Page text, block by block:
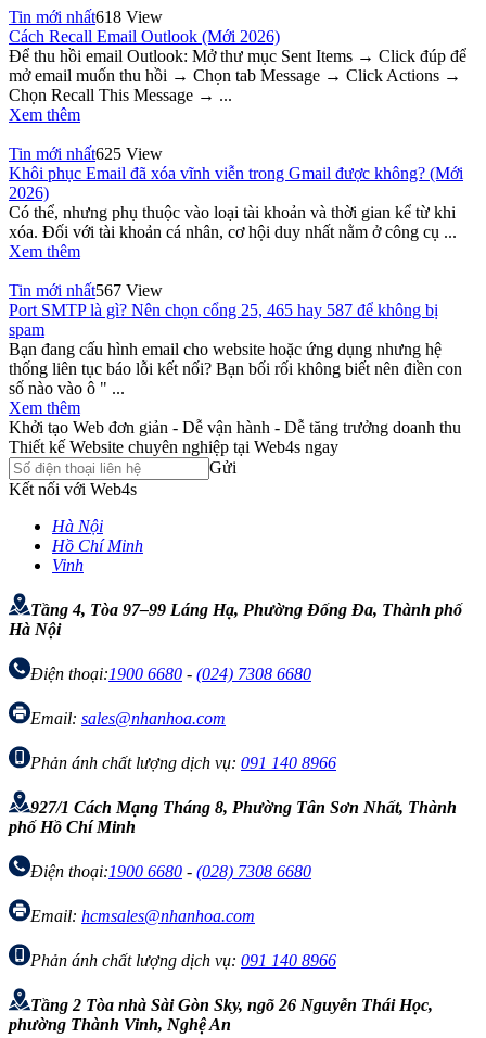
Tin mới nhất618 View
Cách Recall Email Outlook (Mới 2026)
Để thu hồi email Outlook: Mở thư mục Sent Items → Click đúp để
mở email muốn thu hồi → Chọn tab Message → Click Actions →
Chọn Recall This Message → ...
Xem thêm
Tin mới nhất625 View
Khôi phục Email đã xóa vĩnh viễn trong Gmail được không? (Mới
2026)
Có thể, nhưng phụ thuộc vào loại tài khoản và thời gian kể từ khi
xóa. Đối với tài khoản cá nhân, cơ hội duy nhất nằm ở công cụ ...
Xem thêm
Tin mới nhất567 View
Port SMTP là gì? Nên chọn cổng 25, 465 hay 587 để không bị
spam
Bạn đang cấu hình email cho website hoặc ứng dụng nhưng hệ
thống liên tục báo lỗi kết nối? Bạn bối rối không biết nên điền con
số nào vào ô " ...
Xem thêm
Khởi tạo Web đơn giản - Dễ vận hành - Dễ tăng trưởng doanh thu
Thiết kế Website chuyên nghiệp tại Web4s ngay
Gửi
Kết nối với Web4s
Hà Nội
Hồ Chí Minh
Vinh
Tầng 4, Tòa 97–99 Láng Hạ, Phường Đống Đa, Thành phố
Hà Nội
Điện thoại:1900 6680 - (024) 7308 6680
Email: sales@nhanhoa.com
Phản ánh chất lượng dịch vụ: 091 140 8966
927/1 Cách Mạng Tháng 8, Phường Tân Sơn Nhất, Thành
phố Hồ Chí Minh
Điện thoại:1900 6680 - (028) 7308 6680
Email: hcmsales@nhanhoa.com
Phản ánh chất lượng dịch vụ: 091 140 8966
Tầng 2 Tòa nhà Sài Gòn Sky, ngõ 26 Nguyễn Thái Học,
phường Thành Vinh, Nghệ An